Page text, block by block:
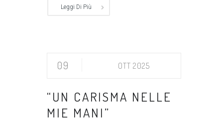
Leggi Di Più
09 OTT 2025
“UN CARISMA NELLE
MIE MANI”